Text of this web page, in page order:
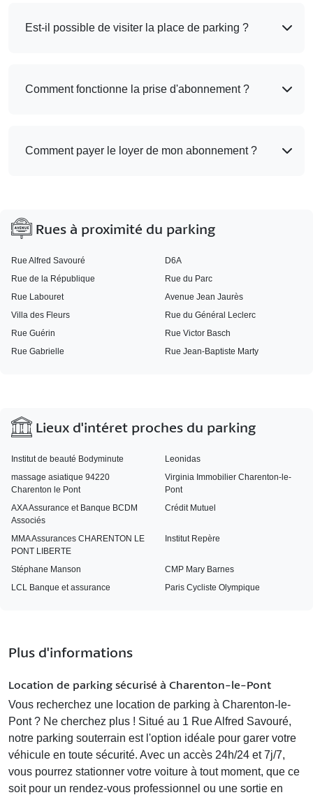
Est-il possible de visiter la place de parking ?
Comment fonctionne la prise d'abonnement ?
Comment payer le loyer de mon abonnement ?
Rues à proximité du parking
Rue Alfred Savouré
D6A
Rue de la République
Rue du Parc
Rue Labouret
Avenue Jean Jaurès
Villa des Fleurs
Rue du Général Leclerc
Rue Guérin
Rue Victor Basch
Rue Gabrielle
Rue Jean-Baptiste Marty
Lieux d'intéret proches du parking
Institut de beauté Bodyminute
Leonidas
massage asiatique 94220
Charenton le Pont
Virginia Immobilier Charenton-le-
Pont
AXA Assurance et Banque BCDM
Associés
Crédit Mutuel
MMA Assurances CHARENTON LE
PONT LIBERTE
Institut Repère
Stéphane Manson
CMP Mary Barnes
LCL Banque et assurance
Paris Cycliste Olympique
Plus d'informations
Location de parking sécurisé à Charenton-le-Pont
Vous recherchez une location de parking à Charenton-le-
Pont? Ne cherchez plus ! Situé au 1 Rue Alfred Savouré,
notre parking souterrain est l'option idéale pour garer votre
véhicule en toute sécurité. Avec un accès 24h/24 et 7j/7,
vous pourrez stationner votre voiture à tout moment, que ce
soit pour un rendez-vous professionnel ou une sortie en